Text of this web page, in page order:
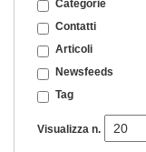
Categorie
Contatti
Articoli
Newsfeeds
Tag
Visualizza n.